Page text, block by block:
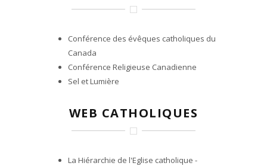
Conférence des évêques catholiques du
Canada
Conférence Religieuse Canadienne
Sel et Lumière
WEB CATHOLIQUES
La Hiérarchie de l'Eglise catholique -